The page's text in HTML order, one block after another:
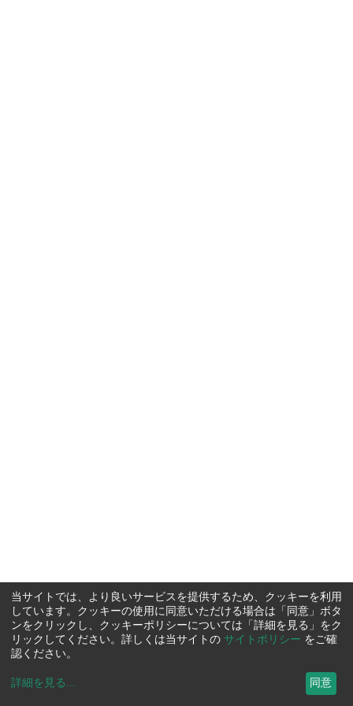
当サイトでは、より良いサービスを提供するため、クッキーを利用
しています。クッキーの使用に同意いただける場合は「同意」ボタ
ンをクリックし、クッキーポリシーについては「詳細を見る」をク
リックしてください。詳しくは当サイトの サイトポリシー をご確
認ください。
詳細を見る ... 同意